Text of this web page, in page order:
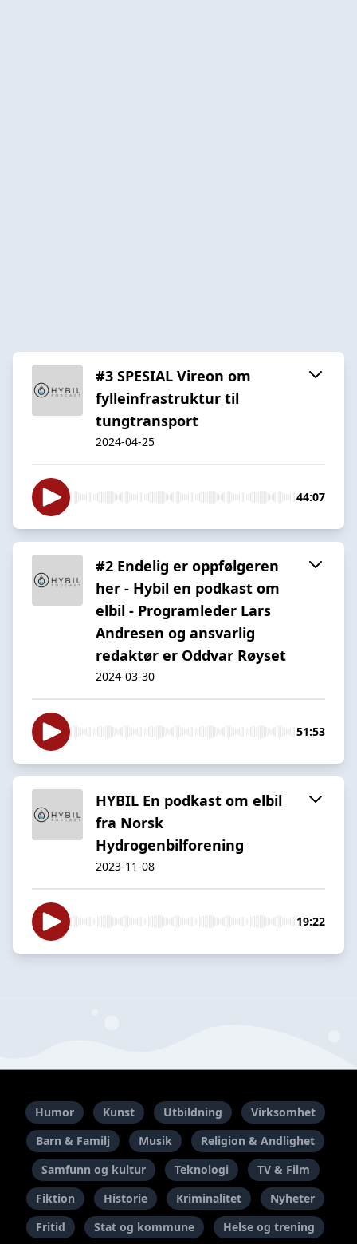
#3 SPESIAL Vireon om
fylleinfrastruktur til
tungtransport
2024-04-25
44:07
#2 Endelig er oppfølgeren
her - Hybil en podkast om
elbil - Programleder Lars
Andresen og ansvarlig
redaktør er Oddvar Røyset
2024-03-30
51:53
HYBIL En podkast om elbil
fra Norsk
Hydrogenbilforening
2023-11-08
19:22
Humor Kunst Utbildning
Virksomhet
Barn & Familj
Musik
Religion & Andlighet
Samfunn og kultur
Teknologi
TV & Film
Fiktion
Historie Kriminalitet
Nyheter
Fritid
Stat og kommune Helse og trening